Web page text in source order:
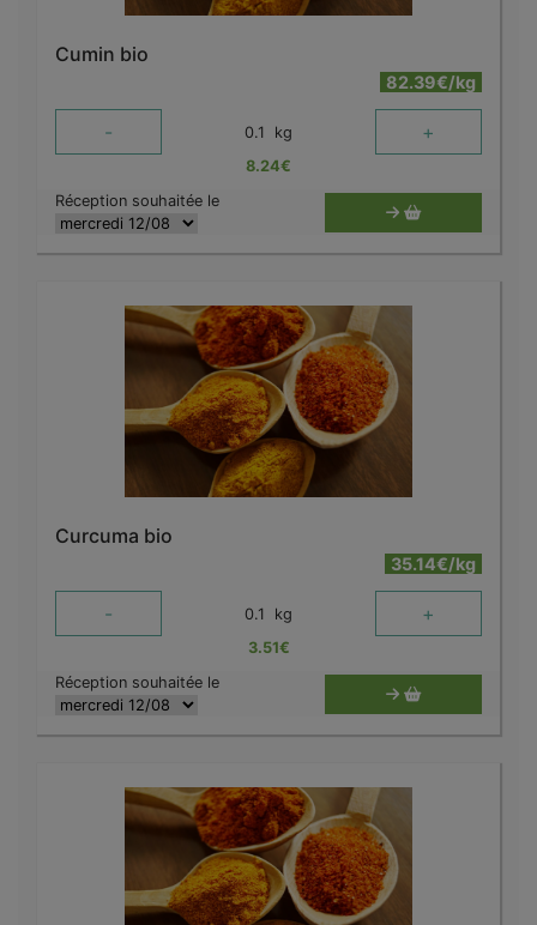
Cumin bio
82.39€/kg
- 0.1 kg +
8.24€
Réception souhaitée le
Curcuma bio
35.14€/kg
- 0.1 kg +
3.51€
Réception souhaitée le